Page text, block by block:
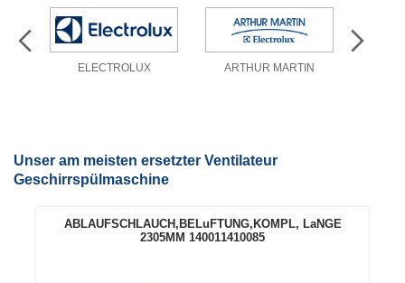
ELECTROLUX ARTHUR MARTIN
Unser am meisten ersetzter Ventilateur
Geschirrspülmaschine
ABLAUFSCHLAUCH,BELuFTUNG,KOMPL, LaNGE
2305MM 140011410085